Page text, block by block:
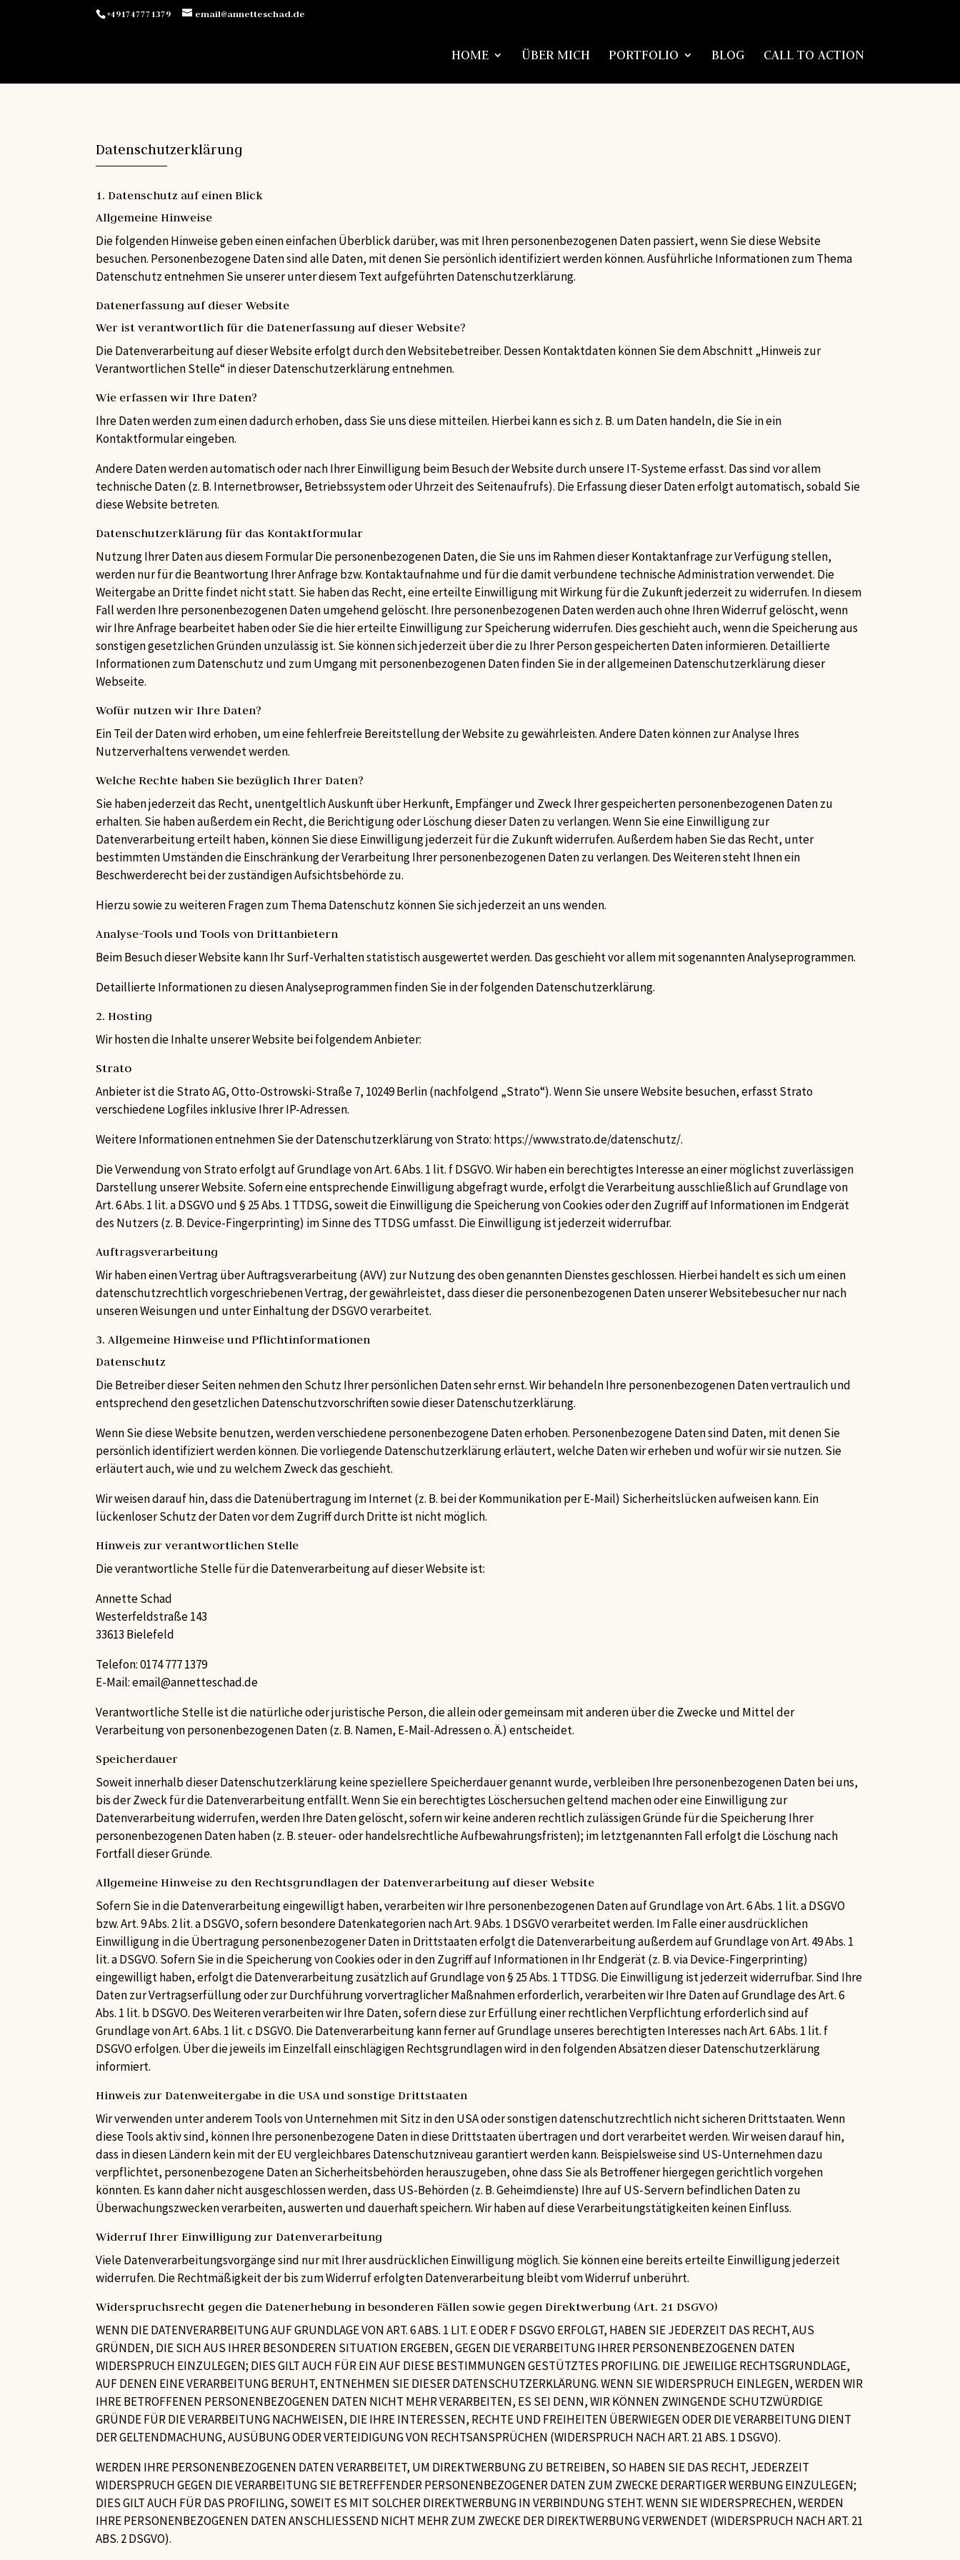
+491747771379 email@annetteschad.de
HOME ÜBER MICH PORTFOLIO BLOG CALL TO ACTION
Datenschutz­erklärung
1. Datenschutz auf einen Blick
Allgemeine Hinweise
Die folgenden Hinweise geben einen einfachen Überblick darüber, was mit Ihren personenbezogenen Daten passiert, wenn Sie diese Website
besuchen. Personenbezogene Daten sind alle Daten, mit denen Sie persönlich identifiziert werden können. Ausführliche Informationen zum Thema
Datenschutz entnehmen Sie unserer unter diesem Text aufgeführten Datenschutzerklärung.
Datenerfassung auf dieser Website
Wer ist verantwortlich für die Datenerfassung auf dieser Website?
Die Datenverarbeitung auf dieser Website erfolgt durch den Websitebetreiber. Dessen Kontaktdaten können Sie dem Abschnitt „Hinweis zur
Verantwortlichen Stelle“ in dieser Datenschutzerklärung entnehmen.
Wie erfassen wir Ihre Daten?
Ihre Daten werden zum einen dadurch erhoben, dass Sie uns diese mitteilen. Hierbei kann es sich z. B. um Daten handeln, die Sie in ein
Kontaktformular eingeben.
Andere Daten werden automatisch oder nach Ihrer Einwilligung beim Besuch der Website durch unsere IT-Systeme erfasst. Das sind vor allem
technische Daten (z. B. Internetbrowser, Betriebssystem oder Uhrzeit des Seitenaufrufs). Die Erfassung dieser Daten erfolgt automatisch, sobald Sie
diese Website betreten.
Datenschutzerklärung für das Kontaktformular
Nutzung Ihrer Daten aus diesem Formular Die personenbezogenen Daten, die Sie uns im Rahmen dieser Kontaktanfrage zur Verfügung stellen,
werden nur für die Beantwortung Ihrer Anfrage bzw. Kontaktaufnahme und für die damit verbundene technische Administration verwendet. Die
Weitergabe an Dritte findet nicht statt. Sie haben das Recht, eine erteilte Einwilligung mit Wirkung für die Zukunft jederzeit zu widerrufen. In diesem
Fall werden Ihre personenbezogenen Daten umgehend gelöscht. Ihre personenbezogenen Daten werden auch ohne Ihren Widerruf gelöscht, wenn
wir Ihre Anfrage bearbeitet haben oder Sie die hier erteilte Einwilligung zur Speicherung widerrufen. Dies geschieht auch, wenn die Speicherung aus
sonstigen gesetzlichen Gründen unzulässig ist. Sie können sich jederzeit über die zu Ihrer Person gespeicherten Daten informieren. Detaillierte
Informationen zum Datenschutz und zum Umgang mit personenbezogenen Daten finden Sie in der allgemeinen Datenschutzerklärung dieser
Webseite.
Wofür nutzen wir Ihre Daten?
Ein Teil der Daten wird erhoben, um eine fehlerfreie Bereitstellung der Website zu gewährleisten. Andere Daten können zur Analyse Ihres
Nutzerverhaltens verwendet werden.
Welche Rechte haben Sie bezüglich Ihrer Daten?
Sie haben jederzeit das Recht, unentgeltlich Auskunft über Herkunft, Empfänger und Zweck Ihrer gespeicherten personenbezogenen Daten zu
erhalten. Sie haben außerdem ein Recht, die Berichtigung oder Löschung dieser Daten zu verlangen. Wenn Sie eine Einwilligung zur
Datenverarbeitung erteilt haben, können Sie diese Einwilligung jederzeit für die Zukunft widerrufen. Außerdem haben Sie das Recht, unter
bestimmten Umständen die Einschränkung der Verarbeitung Ihrer personenbezogenen Daten zu verlangen. Des Weiteren steht Ihnen ein
Beschwerderecht bei der zuständigen Aufsichtsbehörde zu.
Hierzu sowie zu weiteren Fragen zum Thema Datenschutz können Sie sich jederzeit an uns wenden.
Analyse-Tools und Tools von Dritt­anbietern
Beim Besuch dieser Website kann Ihr Surf-Verhalten statistisch ausgewertet werden. Das geschieht vor allem mit sogenannten Analyseprogrammen.
Detaillierte Informationen zu diesen Analyseprogrammen finden Sie in der folgenden Datenschutzerklärung.
2. Hosting
Wir hosten die Inhalte unserer Website bei folgendem Anbieter:
Strato
Anbieter ist die Strato AG, Otto-Ostrowski-Straße 7, 10249 Berlin (nachfolgend „Strato“). Wenn Sie unsere Website besuchen, erfasst Strato
verschiedene Logfiles inklusive Ihrer IP-Adressen.
Weitere Informationen entnehmen Sie der Datenschutzerklärung von Strato: https://www.strato.de/datenschutz/.
Die Verwendung von Strato erfolgt auf Grundlage von Art. 6 Abs. 1 lit. f DSGVO. Wir haben ein berechtigtes Interesse an einer möglichst zuverlässigen
Darstellung unserer Website. Sofern eine entsprechende Einwilligung abgefragt wurde, erfolgt die Verarbeitung ausschließlich auf Grundlage von
Art. 6 Abs. 1 lit. a DSGVO und § 25 Abs. 1 TTDSG, soweit die Einwilligung die Speicherung von Cookies oder den Zugriff auf Informationen im Endgerät
des Nutzers (z. B. Device-Fingerprinting) im Sinne des TTDSG umfasst. Die Einwilligung ist jederzeit widerrufbar.
Auftragsverarbeitung
Wir haben einen Vertrag über Auftragsverarbeitung (AVV) zur Nutzung des oben genannten Dienstes geschlossen. Hierbei handelt es sich um einen
datenschutzrechtlich vorgeschriebenen Vertrag, der gewährleistet, dass dieser die personenbezogenen Daten unserer Websitebesucher nur nach
unseren Weisungen und unter Einhaltung der DSGVO verarbeitet.
3. Allgemeine Hinweise und Pflicht­informationen
Datenschutz
Die Betreiber dieser Seiten nehmen den Schutz Ihrer persönlichen Daten sehr ernst. Wir behandeln Ihre personenbezogenen Daten vertraulich und
entsprechend den gesetzlichen Datenschutzvorschriften sowie dieser Datenschutzerklärung.
Wenn Sie diese Website benutzen, werden verschiedene personenbezogene Daten erhoben. Personenbezogene Daten sind Daten, mit denen Sie
persönlich identifiziert werden können. Die vorliegende Datenschutzerklärung erläutert, welche Daten wir erheben und wofür wir sie nutzen. Sie
erläutert auch, wie und zu welchem Zweck das geschieht.
Wir weisen darauf hin, dass die Datenübertragung im Internet (z. B. bei der Kommunikation per E-Mail) Sicherheitslücken aufweisen kann. Ein
lückenloser Schutz der Daten vor dem Zugriff durch Dritte ist nicht möglich.
Hinweis zur verantwortlichen Stelle
Die verantwortliche Stelle für die Datenverarbeitung auf dieser Website ist:
Annette Schad
Westerfeldstraße 143
33613 Bielefeld
Telefon: 0174 777 1379
E-Mail: email@annetteschad.de
Verantwortliche Stelle ist die natürliche oder juristische Person, die allein oder gemeinsam mit anderen über die Zwecke und Mittel der
Verarbeitung von personenbezogenen Daten (z. B. Namen, E-Mail-Adressen o. Ä.) entscheidet.
Speicherdauer
Soweit innerhalb dieser Datenschutzerklärung keine speziellere Speicherdauer genannt wurde, verbleiben Ihre personenbezogenen Daten bei uns,
bis der Zweck für die Datenverarbeitung entfällt. Wenn Sie ein berechtigtes Löschersuchen geltend machen oder eine Einwilligung zur
Datenverarbeitung widerrufen, werden Ihre Daten gelöscht, sofern wir keine anderen rechtlich zulässigen Gründe für die Speicherung Ihrer
personenbezogenen Daten haben (z. B. steuer- oder handelsrechtliche Aufbewahrungsfristen); im letztgenannten Fall erfolgt die Löschung nach
Fortfall dieser Gründe.
Allgemeine Hinweise zu den Rechtsgrundlagen der Datenverarbeitung auf dieser Website
Sofern Sie in die Datenverarbeitung eingewilligt haben, verarbeiten wir Ihre personenbezogenen Daten auf Grundlage von Art. 6 Abs. 1 lit. a DSGVO
bzw. Art. 9 Abs. 2 lit. a DSGVO, sofern besondere Datenkategorien nach Art. 9 Abs. 1 DSGVO verarbeitet werden. Im Falle einer ausdrücklichen
Einwilligung in die Übertragung personenbezogener Daten in Drittstaaten erfolgt die Datenverarbeitung außerdem auf Grundlage von Art. 49 Abs. 1
lit. a DSGVO. Sofern Sie in die Speicherung von Cookies oder in den Zugriff auf Informationen in Ihr Endgerät (z. B. via Device-Fingerprinting)
eingewilligt haben, erfolgt die Datenverarbeitung zusätzlich auf Grundlage von § 25 Abs. 1 TTDSG. Die Einwilligung ist jederzeit widerrufbar. Sind Ihre
Daten zur Vertragserfüllung oder zur Durchführung vorvertraglicher Maßnahmen erforderlich, verarbeiten wir Ihre Daten auf Grundlage des Art. 6
Abs. 1 lit. b DSGVO. Des Weiteren verarbeiten wir Ihre Daten, sofern diese zur Erfüllung einer rechtlichen Verpflichtung erforderlich sind auf
Grundlage von Art. 6 Abs. 1 lit. c DSGVO. Die Datenverarbeitung kann ferner auf Grundlage unseres berechtigten Interesses nach Art. 6 Abs. 1 lit. f
DSGVO erfolgen. Über die jeweils im Einzelfall einschlägigen Rechtsgrundlagen wird in den folgenden Absätzen dieser Datenschutzerklärung
informiert.
Hinweis zur Datenweitergabe in die USA und sonstige Drittstaaten
Wir verwenden unter anderem Tools von Unternehmen mit Sitz in den USA oder sonstigen datenschutzrechtlich nicht sicheren Drittstaaten. Wenn
diese Tools aktiv sind, können Ihre personenbezogene Daten in diese Drittstaaten übertragen und dort verarbeitet werden. Wir weisen darauf hin,
dass in diesen Ländern kein mit der EU vergleichbares Datenschutzniveau garantiert werden kann. Beispielsweise sind US-Unternehmen dazu
verpflichtet, personenbezogene Daten an Sicherheitsbehörden herauszugeben, ohne dass Sie als Betroffener hiergegen gerichtlich vorgehen
könnten. Es kann daher nicht ausgeschlossen werden, dass US-Behörden (z. B. Geheimdienste) Ihre auf US-Servern befindlichen Daten zu
Überwachungszwecken verarbeiten, auswerten und dauerhaft speichern. Wir haben auf diese Verarbeitungstätigkeiten keinen Einfluss.
Widerruf Ihrer Einwilligung zur Datenverarbeitung
Viele Datenverarbeitungsvorgänge sind nur mit Ihrer ausdrücklichen Einwilligung möglich. Sie können eine bereits erteilte Einwilligung jederzeit
widerrufen. Die Rechtmäßigkeit der bis zum Widerruf erfolgten Datenverarbeitung bleibt vom Widerruf unberührt.
Widerspruchsrecht gegen die Datenerhebung in besonderen Fällen sowie gegen Direktwerbung (Art. 21 DSGVO)
WENN DIE DATENVERARBEITUNG AUF GRUNDLAGE VON ART. 6 ABS. 1 LIT. E ODER F DSGVO ERFOLGT, HABEN SIE JEDERZEIT DAS RECHT, AUS
GRÜNDEN, DIE SICH AUS IHRER BESONDEREN SITUATION ERGEBEN, GEGEN DIE VERARBEITUNG IHRER PERSONENBEZOGENEN DATEN
WIDERSPRUCH EINZULEGEN; DIES GILT AUCH FÜR EIN AUF DIESE BESTIMMUNGEN GESTÜTZTES PROFILING. DIE JEWEILIGE RECHTSGRUNDLAGE,
AUF DENEN EINE VERARBEITUNG BERUHT, ENTNEHMEN SIE DIESER DATENSCHUTZERKLÄRUNG. WENN SIE WIDERSPRUCH EINLEGEN, WERDEN WIR
IHRE BETROFFENEN PERSONENBEZOGENEN DATEN NICHT MEHR VERARBEITEN, ES SEI DENN, WIR KÖNNEN ZWINGENDE SCHUTZWÜRDIGE
GRÜNDE FÜR DIE VERARBEITUNG NACHWEISEN, DIE IHRE INTERESSEN, RECHTE UND FREIHEITEN ÜBERWIEGEN ODER DIE VERARBEITUNG DIENT
DER GELTENDMACHUNG, AUSÜBUNG ODER VERTEIDIGUNG VON RECHTSANSPRÜCHEN (WIDERSPRUCH NACH ART. 21 ABS. 1 DSGVO).
WERDEN IHRE PERSONENBEZOGENEN DATEN VERARBEITET, UM DIREKTWERBUNG ZU BETREIBEN, SO HABEN SIE DAS RECHT, JEDERZEIT
WIDERSPRUCH GEGEN DIE VERARBEITUNG SIE BETREFFENDER PERSONENBEZOGENER DATEN ZUM ZWECKE DERARTIGER WERBUNG EINZULEGEN;
DIES GILT AUCH FÜR DAS PROFILING, SOWEIT ES MIT SOLCHER DIREKTWERBUNG IN VERBINDUNG STEHT. WENN SIE WIDERSPRECHEN, WERDEN
IHRE PERSONENBEZOGENEN DATEN ANSCHLIESSEND NICHT MEHR ZUM ZWECKE DER DIREKTWERBUNG VERWENDET (WIDERSPRUCH NACH ART. 21
ABS. 2 DSGVO).